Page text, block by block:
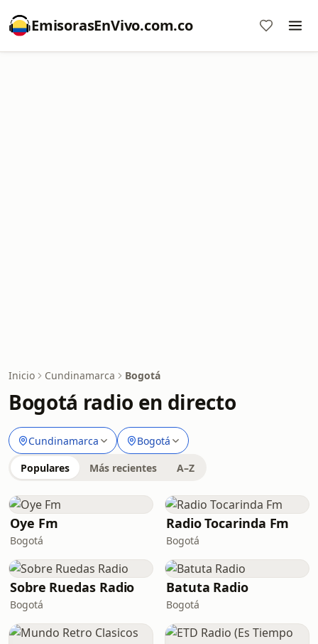
EmisorasEnVivo.com.co
Inicio Cundinamarca Bogotá
Bogotá radio en directo
Cundinamarca Bogotá
Populares Más recientes A–Z
Oye Fm
Bogotá
Radio Tocarinda Fm
Bogotá
Sobre Ruedas Radio
Bogotá
Batuta Radio
Bogotá